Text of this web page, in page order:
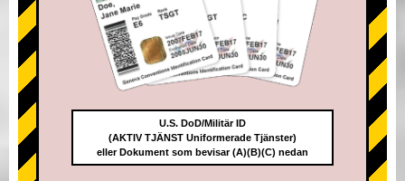
U.S. DoD/Militär ID
(AKTIV TJÄNST Uniformerade Tjänster)
eller Dokument som bevisar (A)(B)(C) nedan